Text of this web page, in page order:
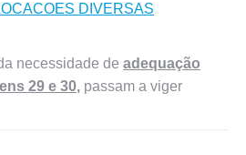
DIVERSAS
necessidade de adequação
29 e 30, passam a viger